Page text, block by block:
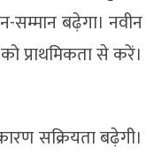
सम्मान बढ़ेगा। नवीन
प्राथमिकता से करें।
सक्रियता बढ़ेगी।